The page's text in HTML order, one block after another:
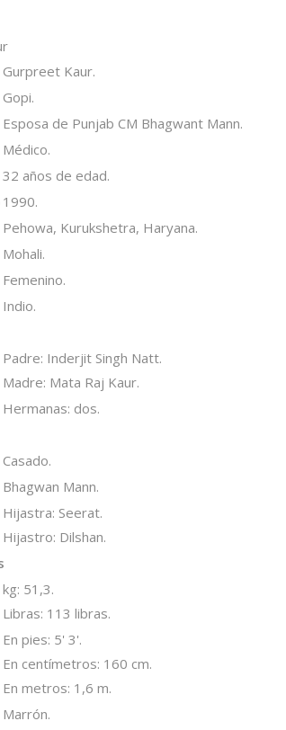
Gurpreet Kaur.
Gopi.
Esposa de Punjab CM Bhagwant Mann.
Médico.
32 años de edad.
1990.
Pehowa, Kurukshetra, Haryana.
Mohali.
Femenino.
Indio.
Padre: Inderjit Singh Natt.
Madre: Mata Raj Kaur.
Hermanas: dos.
Casado.
Bhagwan Mann.
Hijastra: Seerat.
Hijastro: Dilshan.
kg: 51,3.
Libras: 113 libras.
En pies: 5' 3'.
En centímetros: 160 cm.
En metros: 1,6 m.
Marrón.